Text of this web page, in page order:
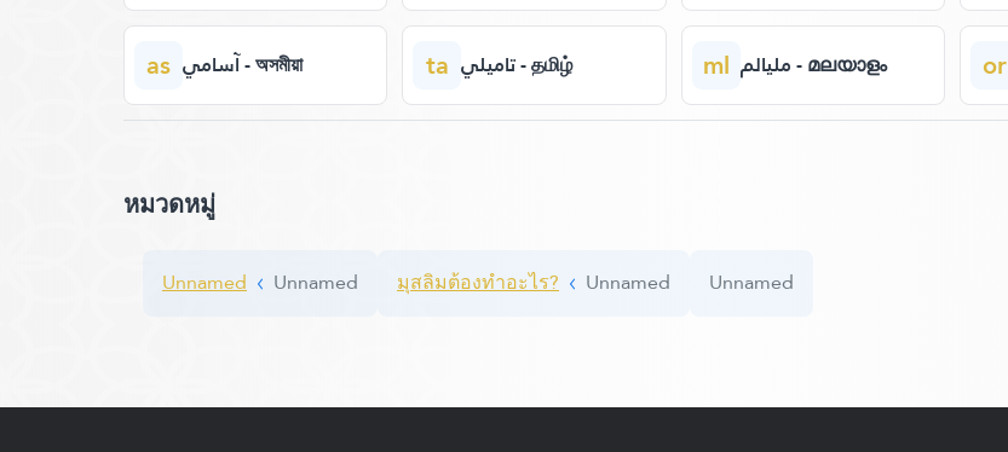
as آسامي - অসমীয়া ta تاميلي - தமிழ் ml مليالم - മലയാളം or
หมวดหมู่
Unnamed Unnamed มุสลิมต้องทำอะไร? Unnamed Unnamed